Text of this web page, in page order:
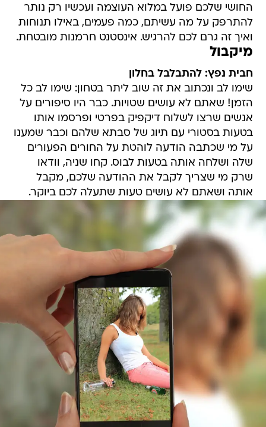
החושי שלכם פועל במלוא העוצמה ועכשיו רק נותר
להתרפק על מה עשיתם, כמה פעמים, באילו תנוחות
ואיך זה גרם לכם להרגיש. אינסטנט חרמנות מובטחת.
מיקבול
חבית נפץ: להתבלבל בחלון
שימו לב ונכתוב את זה שוב ליתר בטחון: שימו לב כל
הזמן! שאתם לא עושים שטויות. כבר היו סיפורים על
אנשים שרצו לשלוח דיקפיק בפרטי ופרסמו אותו
בטעות בסטורי עם תיוג של סבתא שלהם וכבר שמענו
על מי שכתבה הודעה לוהטת על החורים הפעורים
שלה ושלחה אותה בטעות לבוס. קחו שניה, וודאו
שרק מי שצריך לקבל את ההודעה שלכם, מקבל
אותה ושאתם לא עושים טעות שתעלה לכם ביוקר.